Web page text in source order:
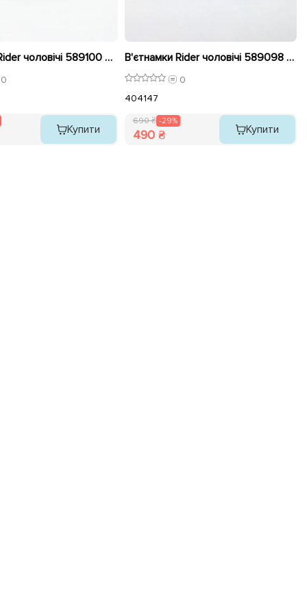
В'єтнамки Rider чоловічі 589100 Чорні розпродаж
0
Купити
В'єтнамки Rider чоловічі 589098 Темно-сірі розпродаж
0
404147
690 ₴ -29%
490 ₴ Купити